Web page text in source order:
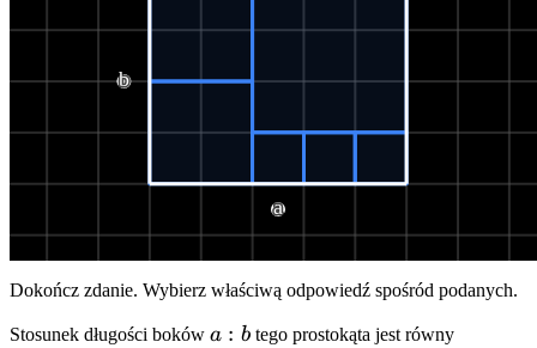
a
b
Dokończ zdanie. Wybierz właściwą odpowiedź spośród podanych.
Stosunek długości boków a
a : btego prostokąta jest równy